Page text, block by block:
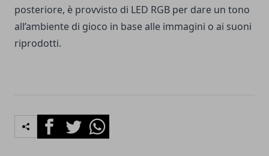
posteriore, è provvisto di LED RGB per dare un tono
all’ambiente di gioco in base alle immagini o ai suoni
riprodotti.
FacebookTwitterWhatsapp